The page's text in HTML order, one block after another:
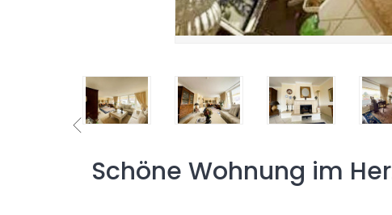
Schöne Wohnung im